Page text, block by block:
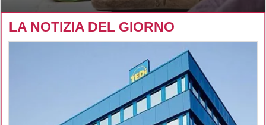
LA NOTIZIA DEL GIORNO